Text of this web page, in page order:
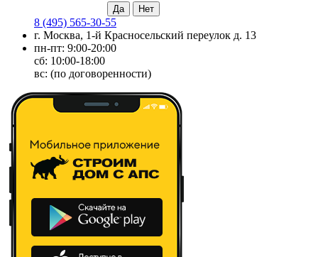
8 (495) 565-30-55
г. Москва, 1-й Красносельский переулок д. 13
пн-пт: 9:00-20:00
сб: 10:00-18:00
вс: (по договоренности)